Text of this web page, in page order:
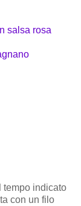
salsa rosa
tempo indicato
con un filo